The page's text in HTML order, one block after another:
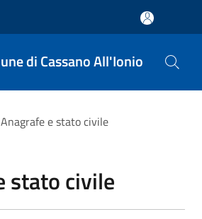
di Cassano All'Ionio
Anagrafe e stato civile
stato civile